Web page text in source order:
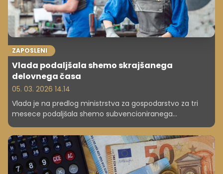
ZAPOSLENI
Vlada podaljšala shemo skrajšanega
delovnega časa
05. 03. 2026 14.14
Vlada je na predlog ministrstva za gospodarstvo za tri
mesece podaljšala shemo subvencioniranega
skrajšanega delovnega časa, ki bi se sicer iztekla 5.
marca. Ukrep, ki vključuje iste dejavnosti kot doslej, bo
tako veljal do 5. junija, so po seji vlade sporočili iz njenega
urada za komuniciranje.